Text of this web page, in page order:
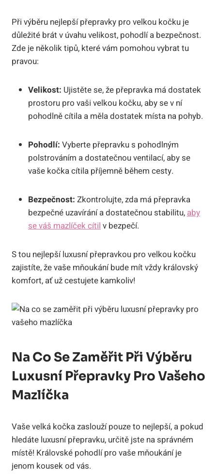
Při výběru nejlepší přepravky pro velkou kočku je
důležité brát v úvahu velikost, pohodlí a bezpečnost.
Zde je několik tipů, které vám pomohou vybrat tu
pravou:
Velikost: Ujistěte se, že přepravka má dostatek
prostoru pro vaši velkou kočku, aby se v ní
pohodlně cítila a měla dostatek místa na pohyb.
Pohodlí: Vyberte přepravku s pohodlným
polstrováním a dostatečnou ventilací, aby se
vaše kočka cítila příjemně během cesty.
Bezpečnost: Zkontrolujte, zda má přepravka
bezpečné uzavírání a dostatečnou stabilitu, aby
se váš mazlíček cítil v bezpečí.
S tou nejlepší luxusní přepravkou pro velkou kočku
zajistíte, že vaše mňoukání bude mít vždy královský
komfort, ať už cestujete kamkoliv!
Na Co Se Zaměřit Při Výběru
Luxusní Přepravky Pro Vašeho
Mazlíčka
Vaše velká kočka zaslouží pouze to nejlepší, a pokud
hledáte luxusní přepravku, určitě jste na správném
místě! Královské pohodlí pro vaše mňoukání je
jenom kousek od vás.